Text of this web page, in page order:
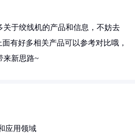
关于绞线机的产品和信息，不妨去
有好多相关产品可以参考对比哦，
来新思路~
应用领域